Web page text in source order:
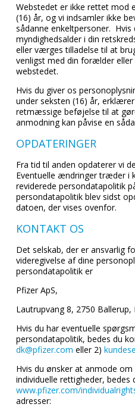
Webstedet er ikke rettet mod
(16) år, og vi indsamler ikke
sådanne enkeltpersoner. Hvis
myndighedsalder i din
eller værges tilladelse til at
venligst med din forælder
webstedet.
Hvis du giver os
under seksten (16) år,
retmæssige beføjelse til at
anmodning kan påvise en
OPDATERINGER
Fra tid til anden opdaterer vi
Eventuelle ændringer træder i
reviderede persondatapolitik
persondatapolitik blev sidst
datoen, der vises ovenfor.
KONTAKT OS
Det selskab, der er ansvarlig
videregivelse af dine
persondatapolitik er
Pfizer ApS,
Lautrupvang 8, 2750 Ballerup,
Hvis du har eventuelle
persondatapolitik, bedes du
dk@pfizer.com eller 2)
Hvis du ønsker at anmode
individuelle rettigheder, bedes
www.pfizer.com/
adresser: